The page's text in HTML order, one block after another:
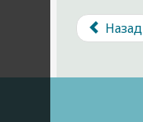
Назад